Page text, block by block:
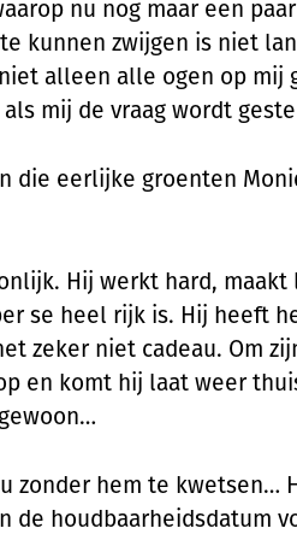
nu nog maar een
kunnen zwijgen is niet
alleen alle ogen op mij
mij de vraag wordt
die eerlijke groenten
Hij werkt hard, maakt
se heel rijk is. Hij heeft
zeker niet cadeau. Om
en komt hij laat weer
zonder hem te kwetsen…
de houdbaarheidsdatum